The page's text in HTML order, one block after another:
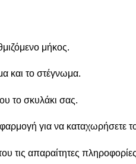
μήκος.
και το στέγνωμα.
το σκυλάκι σας.
για να καταχωρήσετε
τις απαραίτητες